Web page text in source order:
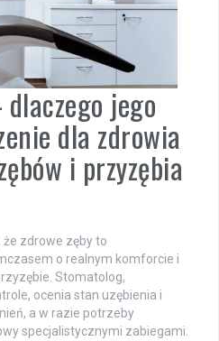
jego
dla zdrowia
i przyzębia
że zdrowe zęby to
o realnym komforcie i
Stomatolog,
ocenia stan uzębienia i
a w razie potrzeby
specjalistycznymi zabiegami.